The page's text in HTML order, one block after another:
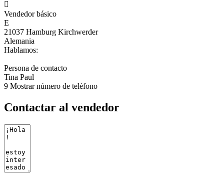

Vendedor básico
E
21037 Hamburg Kirchwerder
Alemania
Hablamos:
Persona de contacto
Tina Paul
9 Mostrar número de teléfono
Contactar al vendedor